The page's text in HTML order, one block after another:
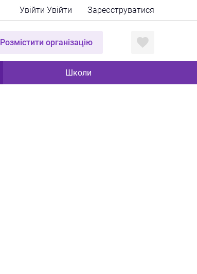
Увійти Увійти Зареєструватися
Розмістити організацію
Школи